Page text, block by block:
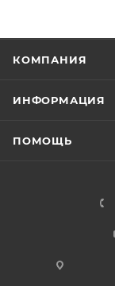
КОМПАНИЯ
ИНФОРМАЦИЯ
ПОМОЩЬ